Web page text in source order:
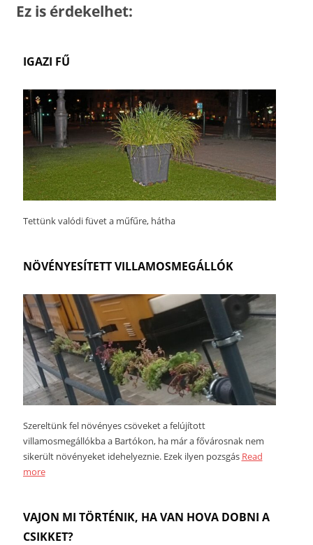
Ez is érdekelhet:
IGAZI FŰ
Tettünk valódi füvet a műfűre, hátha
NÖVÉNYESÍTETT VILLAMOSMEGÁLLÓK
Szereltünk fel növényes csöveket a felújított
villamosmegállókba a Bartókon, ha már a fővárosnak nem
sikerült növényeket idehelyeznie. Ezek ilyen pozsgás Read
more
VAJON MI TÖRTÉNIK, HA VAN HOVA DOBNI A
CSIKKET?